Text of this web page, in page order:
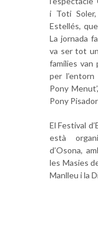
i Toti
Estellés,
La jornada
va ser tot
famílies van
per
Pony
Pony
El Festival
està
d’Osona,
les Masies
Manlleu i la